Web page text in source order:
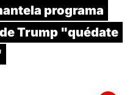
programa
Trump "quédate